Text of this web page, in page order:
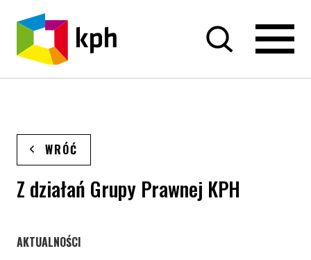
PRZEJDŹ DO TREŚCI
WRÓĆ
Z działań Grupy Prawnej KPH
STRONA KATEGORII WPISÓW
AKTUALNOŚCI